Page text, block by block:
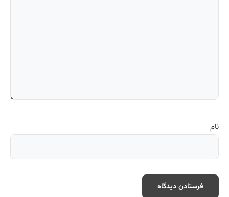
نام